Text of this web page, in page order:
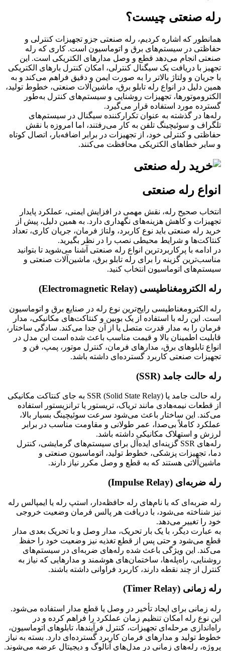
رله صنعتی چیست؟
همانطور که اشاره کردیم، رله صنعتی جزو تجهیزات کنترلی و
حفاظتی در سیستم‌های برق و اتوماسیون است. کاری که رله
صنعتی انجام می‌دهد قطع و وصل مدارهای الکتریکی است. این
تجهیز با دریافت یک سیگنال کنترلی، امکان کنترل بارهای الکتریکی
با جریان و ولتاژ بالاتر را به ‌صورت ایمن و دقیق فراهم می‌کند و به
همین دلیل در انواع رله تابلو برق، ماشین‌آلات صنعتی، خطوط تولید،
الکتروموتورها، تجهیزات روشنایی و سیستم‌های کنترل به‌طور
گسترده مورد استفاده قرار می‌گیرد.
رله‌ها در گذشته به ‌عنوان تکرارکننده سیگنال در سیستم‌های
تلگراف و سوئیچینگ تلفن به کار می‌رفتند، اما امروزه با نقش
حفاظتی و کنترلی خود، از تجهیزات در برابر اضافه‌بار، اتصال کوتاه
و سایر خطاهای الکتریکی محافظت می‌کنند.
انواع رله صنعتی
انتخاب صحیح رله، نقش مهمی در افزایش ایمنی، عملکرد پایدار
تجهیزات و کاهش هزینه‌های نگهداری دارد. به همین دلیل، پیش از
خرید رله صنعتی باید نوع کاربرد، ولتاژ فرمان، جریان کاری، تعداد
کنتاکت‌ها و شرایط محیطی نصب را در نظر بگیرید.
در ادامه با پرکاربردترین انواع رله صنعتی آشنا می‌شوید تا بتوانید
مناسب‌ترین گزینه را برای رله تابلو برق، ماشین‌آلات صنعتی و
سیستم‌های اتوماسیون انتخاب کنید.
رله الکترومغناطیسی (Electromagnetic Relay)
رله الکترومغناطیسی رایج‌ترین نوع رله در صنایع برق و اتوماسیون
است. این رله با استفاده از یک بوبین و کنتاکت‌های مکانیکی، مدار
فرمان را به مدار قدرت متصل یا از آن جدا می‌کند. سادگی ساختار،
قابلیت اطمینان بالا و قیمت مناسب باعث شده است این مدل در
انواع تابلوهای برق، مدارهای فرمان، کنترل موتور، پمپ، فن و
تجهیزات صنعتی کاربرد گسترده‌ای داشته باشد.
رله حالت جامد (SSR)
رله حالت جامد یا SSR (Solid State Relay) به جای کنتاکت مکانیکی
از قطعات نیمه‌هادی مانند تریاک، تریستور یا ترانزیستور استفاده
می‌کند. این ساختار باعث می‌شود سرعت سوئیچینگ بسیار بالا،
عملکرد کاملاً بی‌صدا، عمر طولانی و مقاومت مناسب در برابر
لرزش و استهلاک مکانیکی داشته باشد.
رله‌های SSR گزینه‌ای ایده‌آل برای سیستم‌های گرمایشی، کنترل
دما، تجهیزات پزشکی، خطوط تولید، اتوماسیون صنعتی و
ماشین‌آلاتی هستند که به قطع و وصل مکرر نیاز دارند.
رله ضربه‌ای (Impulse Relay)
رله ضربه‌ای که با نام‌های رله حافظه‌دار، استپ رله یا ایمپالس رله
نیز شناخته می‌شود، با دریافت هر پالس فرمان وضعیت خروجی
خود را تغییر می‌دهد.
به عبارت دیگر، با یک بار تحریک، مدار وصل و با تحریک بعدی مدار
قطع می‌شود و حتی پس از قطع تغذیه نیز وضعیت خود را حفظ
می‌کند. این ویژگی باعث شده رله‌های ضربه‌ای در سیستم‌های
روشنایی، راه‌پله‌ها، ساختمان‌های هوشمند و مدارهایی که نیاز به
کنترل از چند نقطه دارند، کاربرد فراوانی داشته باشند.
رله زمانی (Timer Relay)
رله زمانی برای ایجاد تأخیر در وصل یا قطع مدار استفاده می‌شود.
این نوع رله امکان تنظیم زمان عملکرد را فراهم کرده و در
راه‌اندازی مرحله‌ای تجهیزات، کنترل فرآیندها، تابلوهای اتوماسیون،
خطوط تولید و مدارهای فرمان کاربرد گسترده‌ای دارد. بسته به نیاز
پروژه، رله‌های زمانی در مدل‌های آنالوگ و دیجیتال عرضه می‌شوند.